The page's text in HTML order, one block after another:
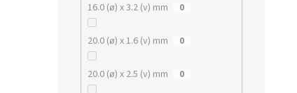
16.0 (ø) x 3.2 (v) mm 0
20.0 (ø) x 1.6 (v) mm 0
20.0 (ø) x 2.5 (v) mm 0